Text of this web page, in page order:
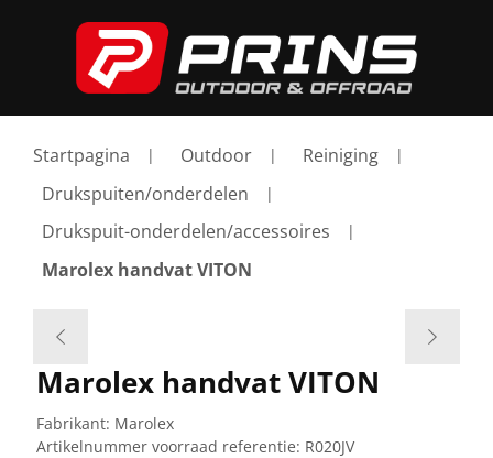
Startpagina Outdoor
Reiniging
Drukspuiten/onderdelen
Drukspuit-onderdelen/accessoires
Marolex handvat VITON
Marolex handvat VITON
Fabrikant: Marolex
Artikelnummer voorraad referentie: R020JV